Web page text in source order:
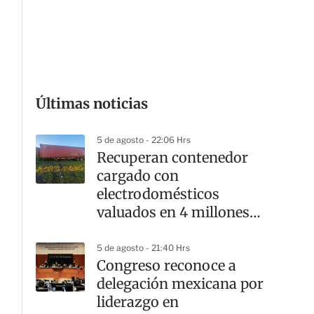
Últimas noticias
5 de agosto - 22:06 Hrs
Recuperan contenedor
cargado con
electrodomésticos
valuados en 4 millones
5 de agosto - 21:40 Hrs
Congreso reconoce a
delegación mexicana por
liderazgo en